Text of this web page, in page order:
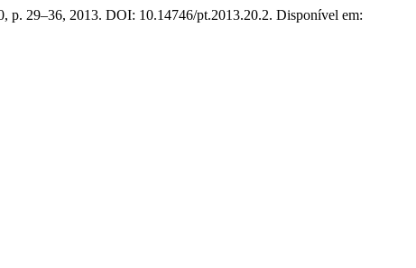
p. 29–36, 2013. DOI: 10.14746/pt.2013.20.2. Disponível em: